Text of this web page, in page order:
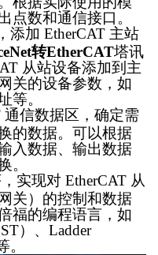
点数和通信接口。
添加 EtherCAT 主站
转EtherCAT塔讯
从站设备添加到主
关的设备参数，如
等。
通信数据区，确定需
的数据。可以根据
入数据、输出数据
。
实现对 EtherCAT 从
关）的控制和数据
福的编程语言，如
）、Ladder
。